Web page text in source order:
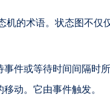
机的术语。状态图不仅
件或等待时间间隔时
动。它由事件触发。